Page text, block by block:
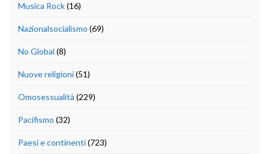
Musica Rock(16)
Nazionalsocialismo (69)
No Global (8)
Nuove religioni(51)
Omosessualità (229)
Pacifismo (32)
Paesi e continenti(723)